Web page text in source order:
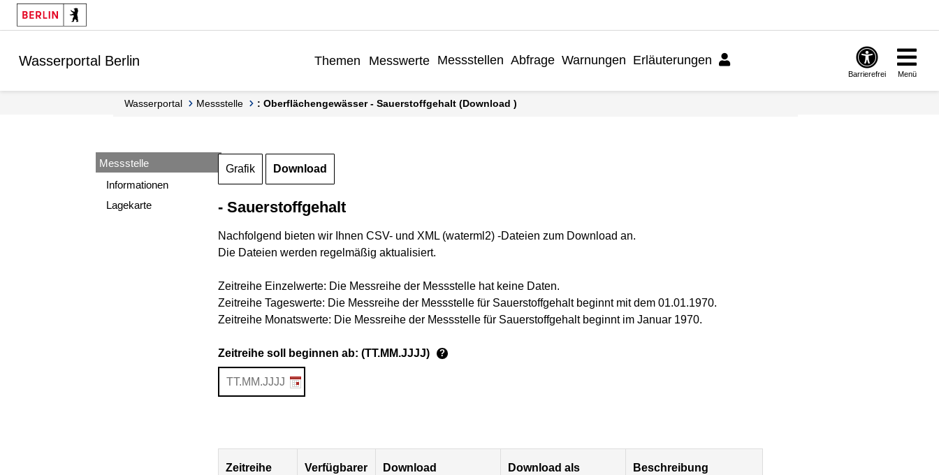
Springe zur Navigation
Springe zum Inhalt
Wasserportal Berlin Themen Messwerte Messstellen Abfrage Warnungen Erläuterungen
Barrierefrei Menü
Wasserportal Messstelle : Oberflächengewässer - Sauerstoffgehalt (Download )
Messstelle
Informationen
Lagekarte
Grafik Download
- Sauerstoffgehalt
Nachfolgend bieten wir Ihnen CSV- und XML (waterml2) -Dateien zum Download an.
Die Dateien werden regelmäßig aktualisiert.
Zeitreihe Einzelwerte: Die Messreihe der Messstelle hat keine Daten.
Zeitreihe Tageswerte: Die Messreihe der Messstelle für Sauerstoffgehalt beginnt mit dem 01.01.1970.
Zeitreihe Monatswerte: Die Messreihe der Messstelle für Sauerstoffgehalt beginnt im Januar 1970.
Zeitreihe soll beginnen ab: (TT.MM.JJJJ) ?
Zeitreihe
Verfügbarer
Download
Download als
Beschreibung